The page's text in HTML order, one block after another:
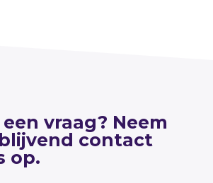
vraag? Neem
contact
op.